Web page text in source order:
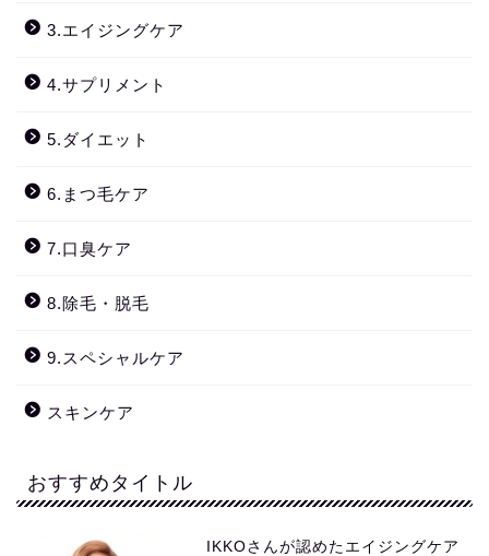
3.エイジングケア
4.サプリメント
5.ダイエット
6.まつ毛ケア
7.口臭ケア
8.除毛・脱毛
9.スペシャルケア
スキンケア
おすすめタイトル
IKKOさんが認めたエイジングケア